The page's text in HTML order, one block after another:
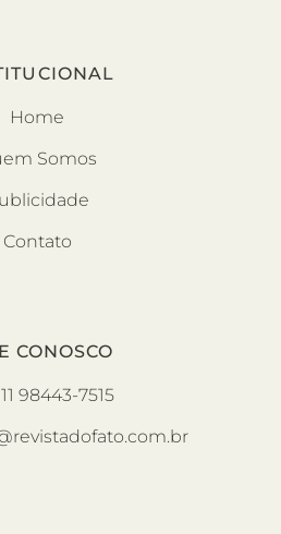
Home
Somos
Contato
CONOSCO
11 98443-7515